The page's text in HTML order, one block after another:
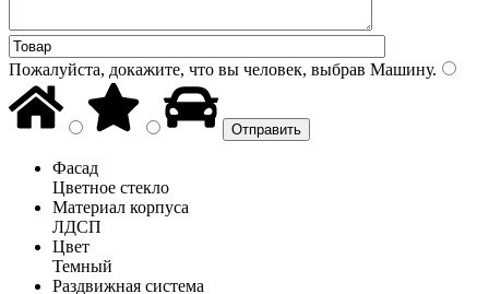
Пожалуйста, докажите, что вы человек, выбрав Машину.
Фасад
Цветное стекло
Материал корпуса
ЛДСП
Цвет
Темный
Раздвижная система